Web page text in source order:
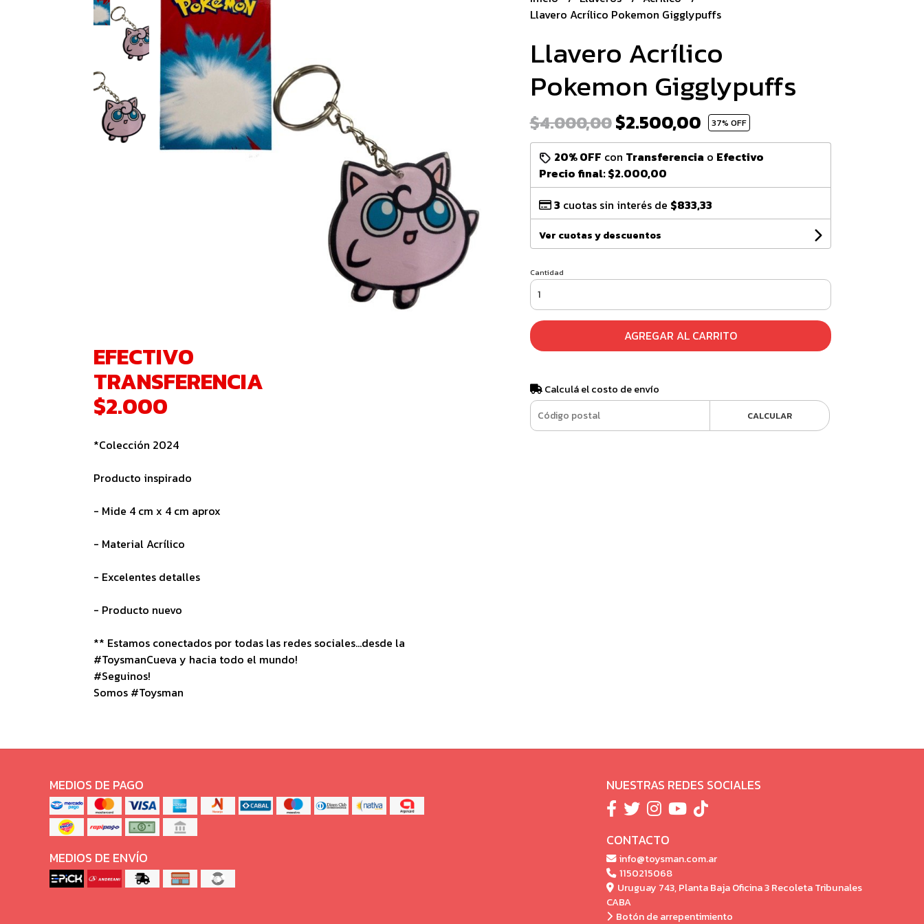
EFECTIVO
TRANSFERENCIA
$2.000
*Colección 2024
Producto inspirado
- Mide 4 cm x 4 cm aprox
- Material Acrílico
- Excelentes detalles
- Producto nuevo
** Estamos conectados por todas las redes sociales...desde la
#ToysmanCueva y hacia todo el mundo!
#Seguinos!
Somos #Toysman
Llavero Acrílico Pokemon Gigglypuffs
Llavero Acrílico
Pokemon Gigglypuffs
$4.000,00$2.500,00 37% OFF
20% OFF con Transferencia o Efectivo
Precio final:$2.000,00
3 cuotas sin interés de $833,33
Ver cuotas y descuentos
Cantidad
AGREGAR AL CARRITO
Calculá el costo de envío
CALCULAR
MEDIOS DE PAGO
MEDIOS DE ENVÍO
NUESTRAS REDES SOCIALES
CONTACTO
info@toysman.com.ar
1150215068
Uruguay 743, Planta Baja Oficina 3 Recoleta Tribunales
CABA
Botón de arrepentimiento